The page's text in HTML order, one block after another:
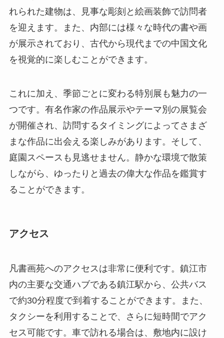
れられた建物は、見事な彫刻と絵画装飾で訪問者
を迎えます。また、内部には様々な時代の書や画
が展示されており、古代から現代までの中国文化
を視覚的に楽しむことができます。
これに加え、季節ごとに変わる特別展も魅力の一
つです。有名作家の作品展示やテーマ別の展覧会
が開催され、訪問するタイミングによってさまざ
まな作品に出会える楽しみがあります。そして、
庭園スペースも見逃せません。静かな環境で散策
しながら、ゆったりと過去の偉大な作品を鑑賞す
ることができます。
アクセス
凡書画苑へのアクセスは非常に便利です。鎮江市
内の主要な交通ハブである鎮江駅から、公共バス
で約30分程度で到着することができます。また、
タクシーを利用することで、さらに短時間でアク
セス可能です。車で訪れる場合は、敷地内に設け